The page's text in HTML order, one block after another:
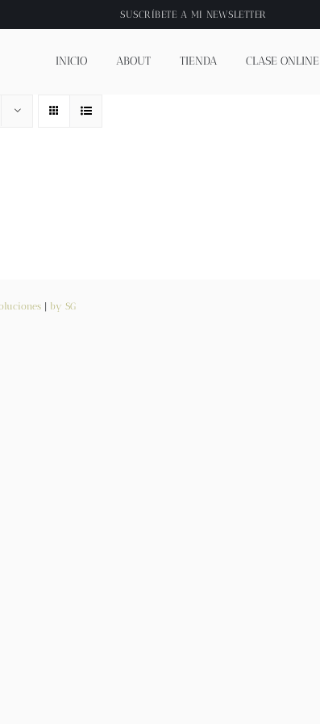
SUSCRÍBETE A MI NEWSLETTER
INICIO ABOUT TIENDA CLASE ONLINE
| by SG